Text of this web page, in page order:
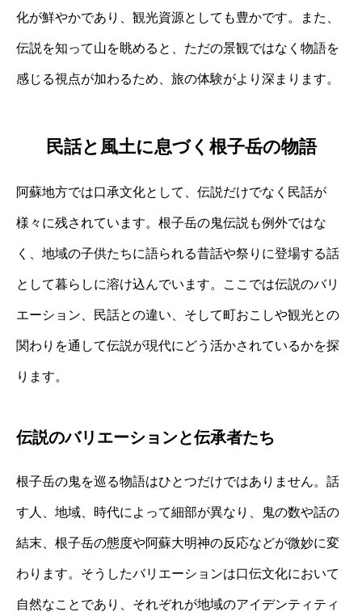
化が鮮やかであり、観光資源としても豊かです。また、
伝説を知って山を眺めると、ただの景観ではなく物語を
感じる視点が加わるため、旅の体験がより深まります。
民話と風土に息づく根子岳の物語
阿蘇地方では口承文化として、伝説だけでなく民話が
様々に残されています。根子岳の鬼伝説も例外ではな
く、地域の子供たちに語られる昔話や祭りに登場する話
として暮らしに溶け込んでいます。ここでは伝説のバリ
エーション、民話との違い、そして町おこしや観光との
関わりを通して伝説が現代にどう活かされているかを探
ります。
伝説のバリエーションと伝承者たち
根子岳の鬼を巡る物語はひとつだけではありません。話
す人、地域、時代によって細部が異なり、鬼の数や話の
結末、根子岳の態度や阿蘇大明神の反応などが微妙に変
わります。そうしたバリエーションは口伝文化において
自然なことであり、それぞれが地域のアイデンティティ